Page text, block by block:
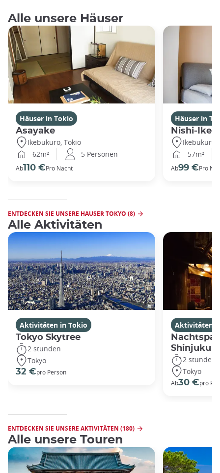
Alle unsere Häuser
Häuser in Tokio
Asayake
Ikebukuro, Tokio
62m²
5 Personen
Ab110 €Pro Nacht
Häuser in
Nishi-
Ikebukuro,
57m²
Ab99 €Pro
ENTDECKEN SIE UNSERE HAUSER TOKYO (8)
Alle Aktivitäten
Aktivitäten in Tokio
Tokyo Skytree
2 stunden
Tokyo
32 €pro Person
Aktivitäten
Shinjuku
2 stunden
Tokyo
Ab30 €pro
ENTDECKEN SIE UNSERE AKTIVITÄTEN (180)
Alle unsere Touren